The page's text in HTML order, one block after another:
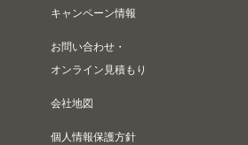
キャンペーン情報
お問い合わせ・
オンライン見積もり
会社地図
個人情報保護方針